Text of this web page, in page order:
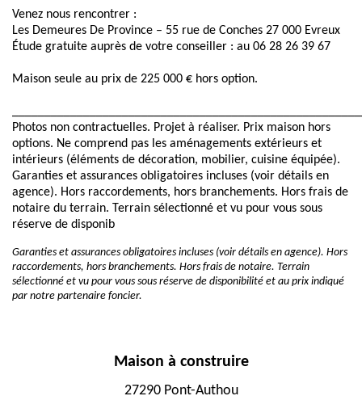
Venez nous rencontrer :
Les Demeures De Province – 55 rue de Conches 27 000 Evreux
Étude gratuite auprès de votre conseiller : au 06 28 26 39 67
Maison seule au prix de 225 000 € hors option.
Photos non contractuelles. Projet à réaliser. Prix maison hors
options. Ne comprend pas les aménagements extérieurs et
intérieurs (éléments de décoration, mobilier, cuisine équipée).
Garanties et assurances obligatoires incluses (voir détails en
agence). Hors raccordements, hors branchements. Hors frais de
notaire du terrain. Terrain sélectionné et vu pour vous sous
réserve de disponib
Garanties et assurances obligatoires incluses (voir détails en agence). Hors
raccordements, hors branchements. Hors frais de notaire. Terrain
sélectionné et vu pour vous sous réserve de disponibilité et au prix indiqué
par notre partenaire foncier.
Maison à construire
27290 Pont-Authou